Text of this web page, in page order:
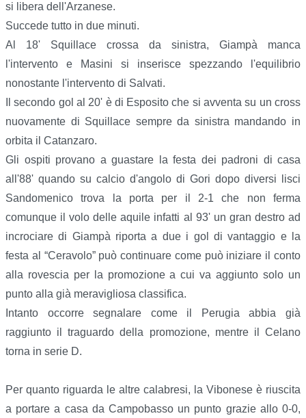
si libera dell'Arzanese.
Succede tutto in due minuti.
Al 18' Squillace crossa da sinistra, Giampà manca
l'intervento e Masini si inserisce spezzando l'equilibrio
nonostante l'intervento di Salvati.
Il secondo gol al 20' è di Esposito che si avventa su un cross
nuovamente di Squillace sempre da sinistra mandando in
orbita il Catanzaro.
Gli ospiti provano a guastare la festa dei padroni di casa
all'88' quando su calcio d'angolo di Gori dopo diversi lisci
Sandomenico trova la porta per il 2-1 che non ferma
comunque il volo delle aquile infatti al 93' un gran destro ad
incrociare di Giampà riporta a due i gol di vantaggio e la
festa al “Ceravolo” può continuare come può iniziare il conto
alla rovescia per la promozione a cui va aggiunto solo un
punto alla già meravigliosa classifica.
Intanto occorre segnalare come il Perugia abbia già
raggiunto il traguardo della promozione, mentre il Celano
torna in serie D.
Per quanto riguarda le altre calabresi, la Vibonese è riuscita
a portare a casa da Campobasso un punto grazie allo 0-0,